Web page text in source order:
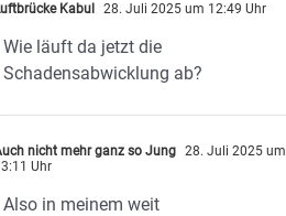
Kabul 28. Juli 2025 um 12:49 Uhr
Wie läuft da jetzt die
Schadensabwicklung ab?
nicht mehr ganz so Jung 28. Juli 2025 um
Uhr
Also in meinem weit